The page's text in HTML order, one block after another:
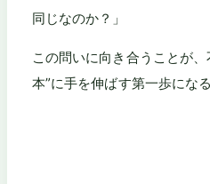
同じなのか？」
この問いに向き合うことが
本”に手を伸ばす第一歩にな